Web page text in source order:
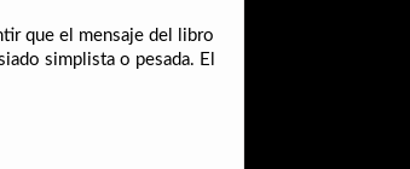
que el mensaje del libro
simplista o pesada. El